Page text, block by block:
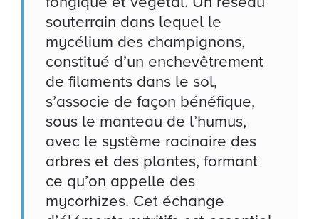
souterrain dans lequel le
mycélium des champignons,
constitué d’un enchevêtrement
de filaments dans le sol,
s’associe de façon bénéfique,
sous le manteau de l’humus,
avec le système racinaire des
arbres et des plantes, formant
ce qu’on appelle des
mycorhizes. Cet échange